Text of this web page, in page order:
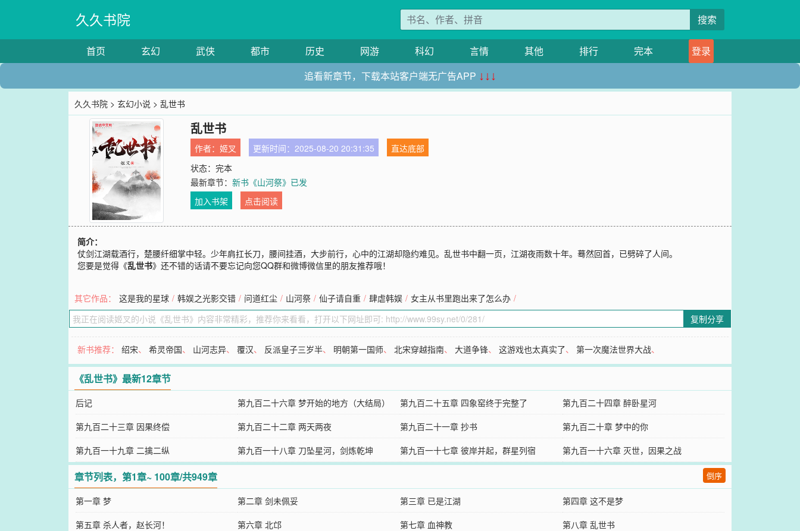
久久书院 搜索
首页 玄幻 武侠 都市 历史 网游 科幻 言情 其他 排行 完本
登录
追看新章节，下载本站客户端无广告APP ↓↓↓
久久书院 >玄幻小说 > 乱世书
乱世书
作者：姬叉 更新时间：2025-08-20 20:31:35
直达底部
状态：完本
最新章节：新书《山河祭》已发
加入书架
点击阅读
简介：
仗剑江湖载酒行，楚腰纤细掌中轻。少年肩扛长刀，腰间挂酒，大步前行，心中的江湖却隐约难见。乱世书中翻一页，江湖夜雨数十年。蓦然回首，已劈碎了人间。
您要是觉得《乱世书》还不错的话请不要忘记向您QQ群和微博微信里的朋友推荐哦！
其它作品： 这是我的星球 / 韩娱之光影交错 / 问道红尘 / 山河祭 / 仙子请自重 / 肆虐韩娱 / 女主从书里跑出来了怎么办 /
复制分享
新书推荐：绍宋、希灵帝国、 山河志异、覆汉、 反派皇子三岁半、 明朝第一国师、 北宋穿越指南、大道争锋、这游戏也太真实了、第一次魔法世界大战、
《乱世书》最新12章节
后记 第九百二十六章 梦开始的地方（大结局） 第九百二十五章 四象窑终于完整了
第九百二十四章 醉卧星河
第九百二十三章 因果终偿
第九百二十二章 两天两夜 第九百二十一章 抄书
第九百二十章 梦中的你
第九百一十九章 二擒二纵
第九百一十八章 刀坠星河，剑炼乾坤 第九百一十七章 彼岸并起，群星列宿 第九百一十六章 灭世，因果之战
章节列表，第1章~ 100章/共949章 倒序
第一章 梦 第二章 剑未佩妥 第三章 已是江湖
第四章 这不是梦
第五章 杀人者，赵长河！
第六章 北邙 第七章 血神教
第八章 乱世书